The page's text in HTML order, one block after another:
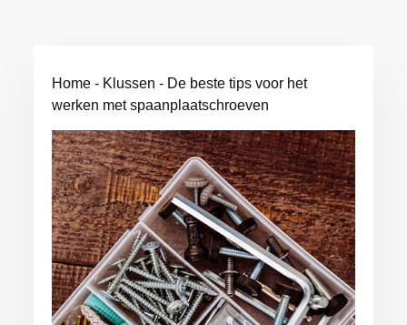
Home - Klussen - De beste tips voor het
werken met spaanplaatschroeven